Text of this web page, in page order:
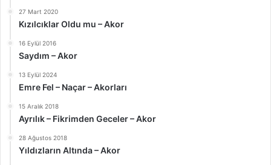
27 Mart 2020
Kızılcıklar Oldu mu – Akor
16 Eylül 2016
Saydım – Akor
13 Eylül 2024
Emre Fel – Naçar – Akorları
15 Aralık 2018
Ayrılık – Fikrimden Geceler – Akor
28 Ağustos 2018
Yıldızların Altında – Akor